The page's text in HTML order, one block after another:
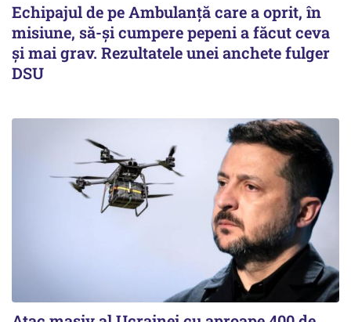
Echipajul de pe Ambulanță care a oprit, în
misiune, să-și cumpere pepeni a făcut ceva
și mai grav. Rezultatele unei anchete fulger
DSU